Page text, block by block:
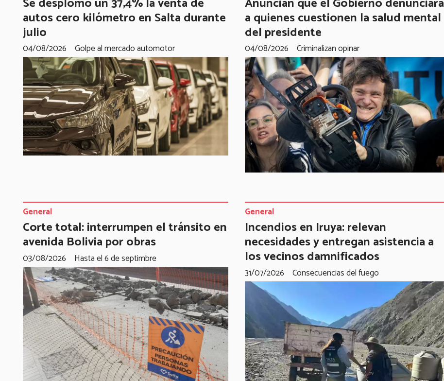
autos cero kilómetro en Salta durante
julio
Golpe al mercado automotor
04/08/2026
a quienes cuestionen la salud mental
del presidente
Criminalizan opinar
04/08/2026
Corte total: interrumpen el tránsito en
avenida Bolivia por obras
Hasta el 6 de septimbre
General
03/08/2026
Incendios en Iruya: relevan
necesidades y entregan asistencia a
los vecinos damnificados
Consecuencias del fuego
General
31/07/2026